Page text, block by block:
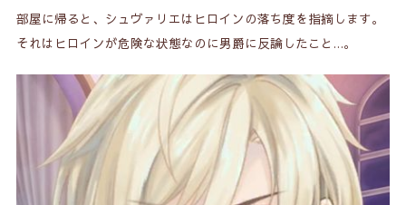
部屋に帰ると、シュヴァリエはヒロインの落ち度を指摘します。
それはヒロインが危険な状態なのに男爵に反論したこと…。